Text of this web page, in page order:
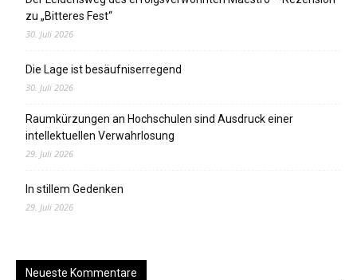
zu „Bitteres Fest“
30. Juli 2026
Die Lage ist besäufniserregend
30. Juli 2026
Raumkürzungen an Hochschulen sind Ausdruck einer
intellektuellen Verwahrlosung
29. Juli 2026
In stillem Gedenken
29. Juli 2026
Neueste Kommentare